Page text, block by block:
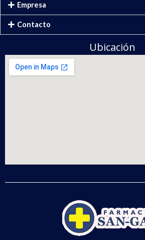
Empresa
Contacto
Ubicación